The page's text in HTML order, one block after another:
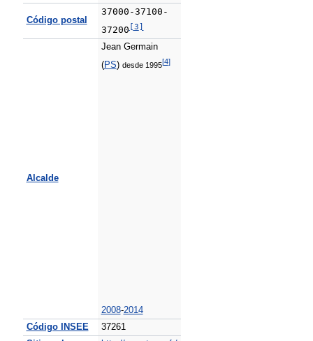
Código postal
37000-37100-
37200 [3]
Alcalde
Jean Germain
(PS) desde 1995[4]
2008-2014
Código INSEE
37261